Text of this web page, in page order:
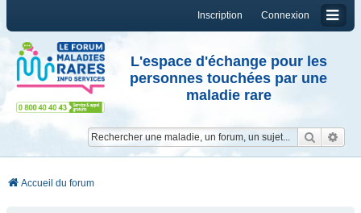
Connexion
Inscription
L'espace d'échange pour les
personnes touchées par une
maladie rare
Accueil du forum